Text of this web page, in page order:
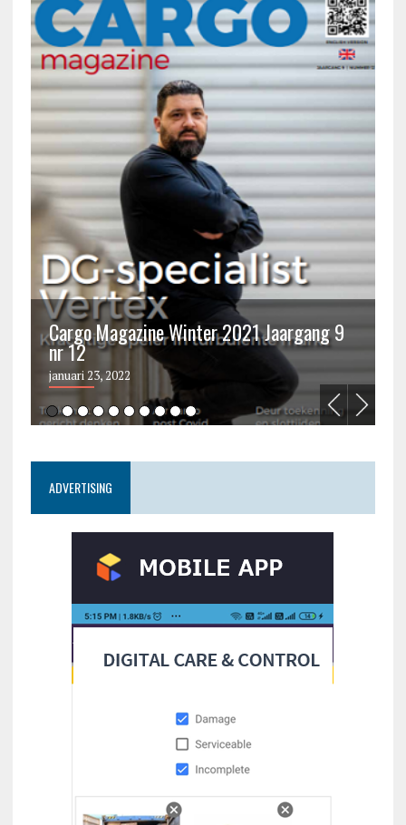
Cargo Magazine Winter 2021 Jaargang 9
nr 12
januari 23, 2022
ADVERTISING